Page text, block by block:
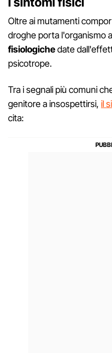
Oltre ai mutamenti
droghe porta l'organismo
fisiologichedate
psicotrope.
Tra i segnali più comuni
genitore a insospettirsi, il
cita: